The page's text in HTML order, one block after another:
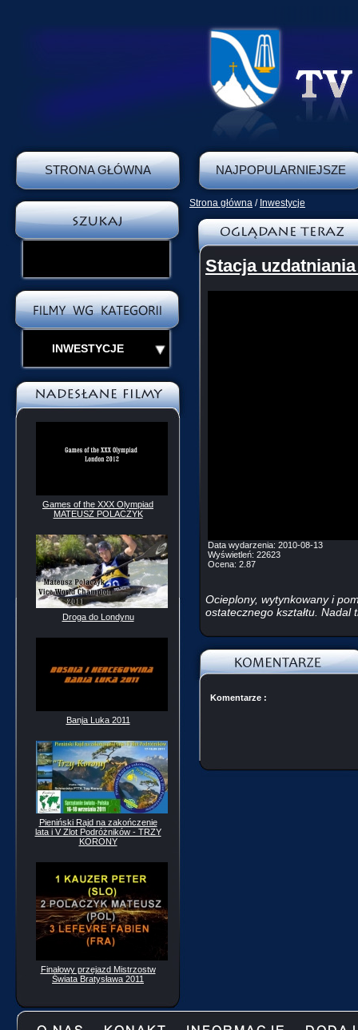
STRONA GŁÓWNA NAJPOPULARNIEJSZE
INWESTYCJE
Games of the XXX Olympiad
MATEUSZ POLACZYK
Droga do Londynu
Banja Luka 2011
Pieniński Rajd na zakończenie
lata i V Zlot Podróżników - TRZY
KORONY
Finałowy przejazd Mistrzostw
Świata Bratysława 2011
Strona główna / Inwestycje
Stacja
Data wydarzenia: 2010-08-13
Wyświetleń: 22623
Ocena: 2.87
Ocieplony, wytynkowany i
ostatecznego kształtu.
Komentarze :